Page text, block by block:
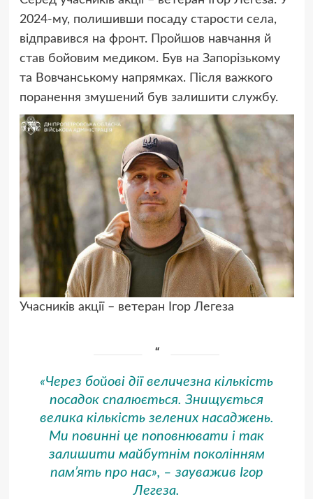
2024-му, полишивши посаду старости села,
відправився на фронт. Пройшов навчання й
став бойовим медиком. Був на Запорізькому
та Вовчанському напрямках. Після важкого
поранення змушений був залишити службу.
Учасників акції – ветеран Ігор Легеза
«Через бойові дії величезна кількість
посадок спалюється. Знищується
велика кількість зелених насаджень.
Ми повинні це поповнювати і так
залишити майбутнім поколінням
пам’ять про нас», – зауважив Ігор
Легеза.